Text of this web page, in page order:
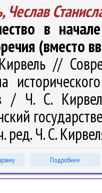
Чеслав
в
(вместо
//
/ Ч. С.
ред. Ч. С.
Подробнее